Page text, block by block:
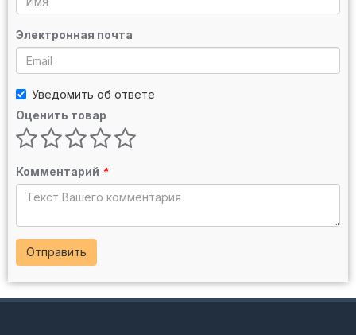
Электронная почта
Уведомить об ответе
Оценить товар
Комментарий *
Отправить